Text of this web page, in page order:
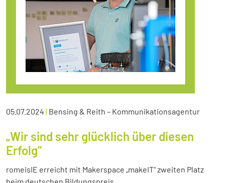
05.07.2024 | Bensing & Reith – Kommunikationsagentur
„Wir sind sehr glücklich über diesen
Erfolg“
romeisIE erreicht mit Makerspace „makeIT“ zweiten Platz